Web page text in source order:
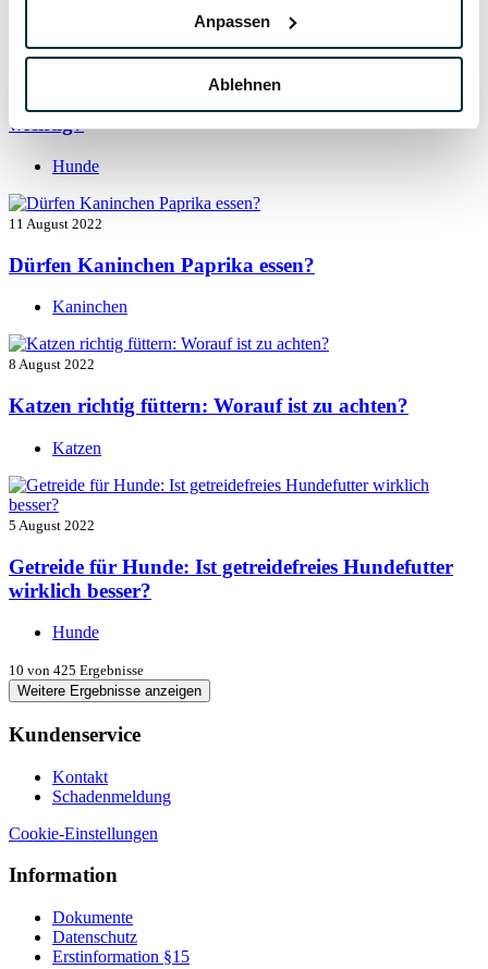
Anpassen
Ablehnen
13 August 2022
wichtig?
Hunde
11 August 2022
Dürfen Kaninchen Paprika essen?
Kaninchen
8 August 2022
Katzen richtig füttern: Worauf ist zu achten?
Katzen
5 August 2022
Getreide für Hunde: Ist getreidefreies Hundefutter
wirklich besser?
Hunde
10 von 425 Ergebnisse
Weitere Ergebnisse anzeigen
Kundenservice
Kontakt
Schadenmeldung
Cookie-Einstellungen
Information
Dokumente
Datenschutz
Erstinformation §15